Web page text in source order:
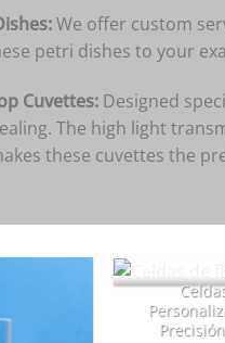
We offer custom
petri dishes to your
Cuvettes: Designed
The high light
these cuvettes the